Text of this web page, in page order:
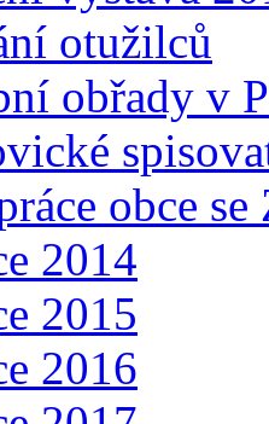
otužilců
obřady v
obce
2014
2015
2016